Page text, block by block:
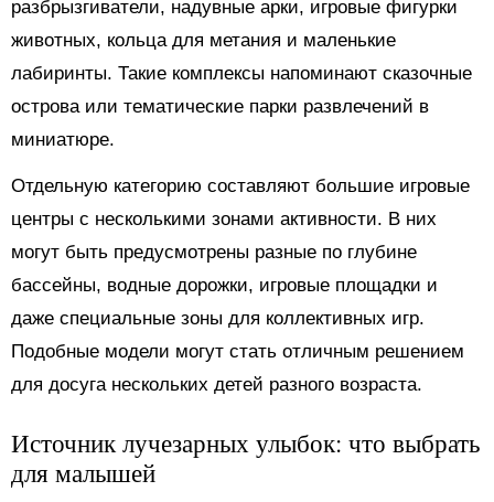
разбрызгиватели, надувные арки, игровые фигурки
животных, кольца для метания и маленькие
лабиринты. Такие комплексы напоминают сказочные
острова или тематические парки развлечений в
миниатюре.
Отдельную категорию составляют большие игровые
центры с несколькими зонами активности. В них
могут быть предусмотрены разные по глубине
бассейны, водные дорожки, игровые площадки и
даже специальные зоны для коллективных игр.
Подобные модели могут стать отличным решением
для досуга нескольких детей разного возраста.
Источник лучезарных улыбок: что выбрать
для малышей